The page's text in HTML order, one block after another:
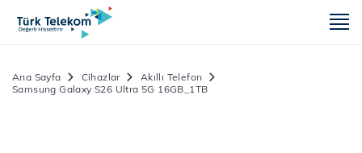
Ana Sayfa Cihazlar
Akıllı Telefon
Samsung Galaxy S26 Ultra 5G 16GB_1TB